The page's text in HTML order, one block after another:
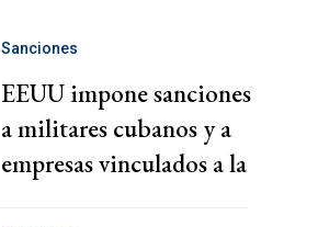
Sanciones
EEUU impone sanciones
a militares cubanos y a
empresas vinculados a la